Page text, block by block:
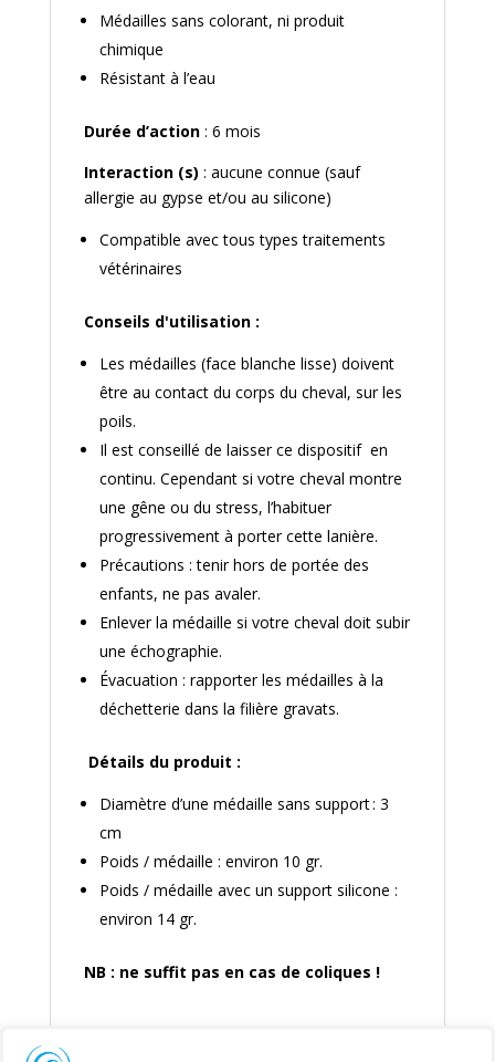
Médailles sans colorant, ni produit
chimique
Résistant à l’eau
Durée d’action: 6 mois
Interaction (s) : aucune connue (sauf
allergie au gypse et/ou au silicone)
Compatible avec tous types traitements
vétérinaires
Conseils d'utilisation :
Les médailles (face blanche lisse) doivent
être au contact du corps du cheval, sur les
poils.
Il est conseillé de laisser ce dispositif en
continu. Cependant si votre cheval montre
une gêne ou du stress, l’habituer
progressivement à porter cette lanière.
Précautions : tenir hors de portée des
enfants, ne pas avaler.
Enlever la médaille si votre cheval doit subir
une échographie.
Évacuation : rapporter les médailles à la
déchetterie dans la filière gravats.
Détails du produit :
Diamètre d’une médaille sans support : 3
cm
Poids / médaille : environ 10 gr.
Poids / médaille avec un support silicone :
environ 14 gr.
NB : ne suffit pas en cas de coliques !